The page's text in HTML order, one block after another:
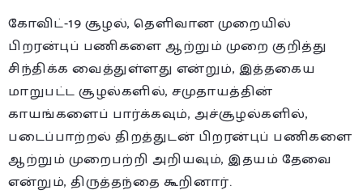
கோவிட்-19 சூழல், தெளிவான முறையில்
பிறரன்புப் பணிகளை ஆற்றும் முறை குறித்து
சிந்திக்க வைத்துள்ளது என்றும், இத்தகைய
மாறுபட்ட சூழல்களில், சமுதாயத்தின்
காயங்களைப் பார்க்கவும், அச்சூழல்களில்,
படைப்பாற்றல் திறத்துடன் பிறரன்புப் பணிகளை
ஆற்றும் முறைபற்றி அறியவும், இதயம் தேவை
என்றும், திருத்தந்தை கூறினார்.